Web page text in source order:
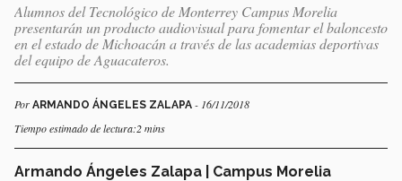
Alumnos del Tecnológico de Monterrey Campus Morelia
presentarán un producto audiovisual para fomentar el baloncesto
en el estado de Michoacán a través de las academias deportivas
del equipo de Aguacateros.
Por ARMANDO ÁNGELES ZALAPA - 16/11/2018
Tiempo estimado de lectura:2 mins
Armando Ángeles Zalapa | Campus Morelia